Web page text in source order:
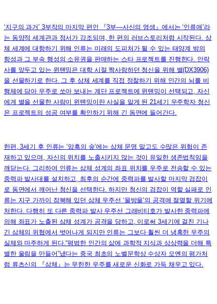
‘지구의 과거’ 3부작의 마지막 편인 『3부―사신의 영생』에서는 ‘인류애’라
는 동양적 세계관과 정서가 강조되며, 한 편의 러브스토리처럼 시작된다. 삼
체 세계에 대항하기 위해 인류는 미래의 도피처가 될 수 있는 태양계 밖의
항성과 그 부속 행성의 소유권을 판매하는 스타 프로젝트를 진행한다. 안락
사를 앞두고 있는 윈톈밍은 대학 시절 짝사랑하던 청신을 위해 별(DX3906)
을 선물하기로 한다. 그 후 삼체 세계를 직접 정찰하기 위해 인간의 뇌를 비
행체에 담아 우주로 쏘아 보내는 계단 프로젝트에 윈톈밍이 선택되고, 자신
에게 별을 선물한 사람이 윈톈밍이란 사실을 알게 된 21세기 우주학자 청신
은 프로젝트의 성공 여부를 확인하기 위해 긴 동면에 들어간다.
한편, 3세기 후 인류는 ‘암흑의 숲’에는 삼체 문명 말고도 수많은 위험이 존
재하고 있으며, 자신의 위치를 노출시키지 않는 것이 유일한 생존법칙임을
깨닫는다. 그리하여 인류는 삼체 성계의 좌표 위치를 우주로 전송할 수 있는
중력파 발사대를 설치하고, 최후의 순간에 중력파를 발사할 마지막 검잡이
로 동면에서 깨어난 청신을 선택한다. 하지만 청신의 검잡이 역할 실패로 인
류는 지구 가까이 잠복해 있던 삼체 우주선 ‘물방울’의 공격에 절멸할 위기에
처한다. 다행히 또 다른 중력파 발사 우주선 그래비티호가 발사한 중력파에
의해 좌표가 노출된 삼체 성계가 공격을 당하고, 이로써 3세기에 걸친 기나
긴 삼체의 위협에서 벗어나게 되지만 인류는 그보다 훨씬 더 냉혹한 우주의
실체와 마주하게 된다.“평범한 인간의 삶에 과학적 지식과 상상력을 더해 특
별한 울림을 만들어”냈다는 중국 최초의 노벨문학상 수상자 모옌의 평가처
럼 류츠신의 『삼체』는 무한한 우주를 새로운 신화로 가득 채우고 있다.